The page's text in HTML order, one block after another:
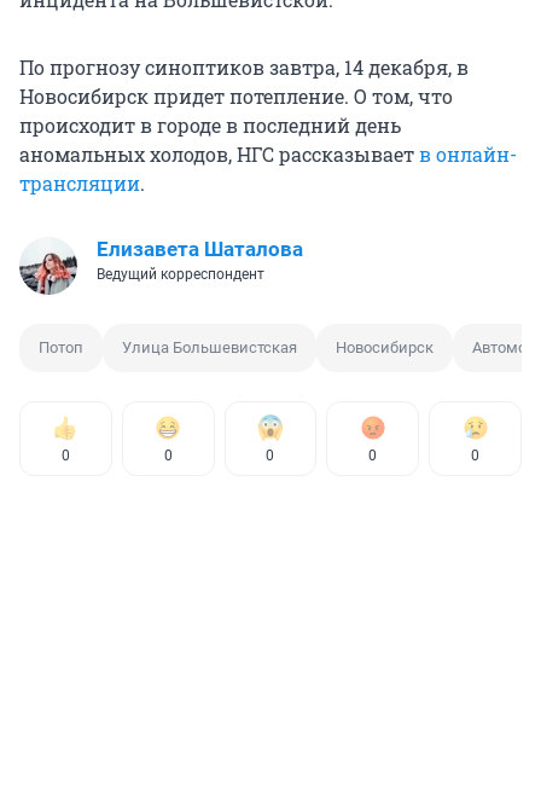
По прогнозу синоптиков завтра, 14 декабря, в
Новосибирск придет потепление. О том, что
происходит в городе в последний день
аномальных холодов, НГС рассказываетв онлайн-
трансляции.
Елизавета Шаталова
Ведущий корреспондент
Потоп Улица Большевистская Новосибирск
0 0 0 0 0